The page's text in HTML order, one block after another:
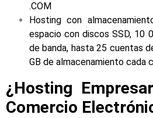
.COM
Hosting con
espacio con discos SSD, 10
de banda, hasta 25 cuentas
GB de almacenamiento cada
¿Hosting
Comercio